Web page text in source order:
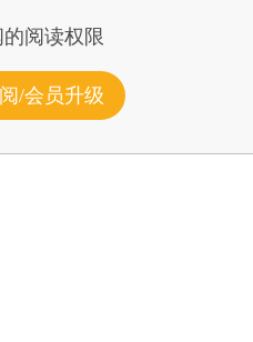
阅读权限
/会员升级